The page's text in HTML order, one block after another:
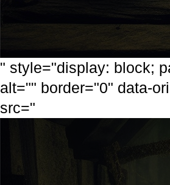
" style="display: block;
alt="" border="0" data-
src="